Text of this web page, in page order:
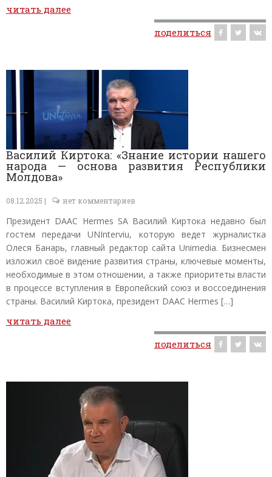
читать далее
поделиться
Василий Киртока: «Знание истории нашего
народа — основа развития Республики
Молдова»
08.12.2025 | нет комментариев
Президент DAAC Hermes SA Василий Киртока недавно был
гостем передачи UNInterviu, которую ведет журналистка
Олеся Банарь, главный редактор сайта Unimedia. Бизнесмен
изложил своё видение развития страны, ключевые моменты,
необходимые в этом отношении, а также приоритеты власти
в процессе вступления в Европейский союз и воссоединения
страны. Василий Киртока, президент DAAC Hermes […]
читать далее
поделиться